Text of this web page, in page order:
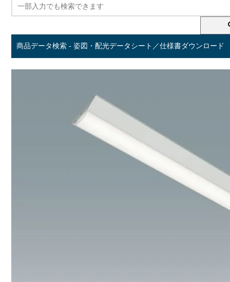
商品データ検索 - 姿図・配光データシート／仕様書ダウンロード